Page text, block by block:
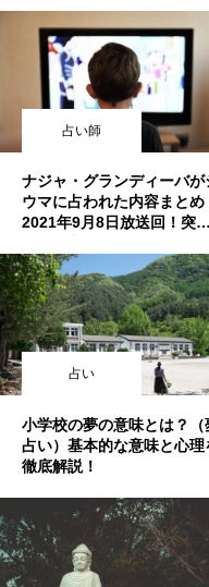
占い師
ナジャ・グランディーバが
ウマに占われた内容まとめ
2021年9月8日放送回！突然
占い
小学校の夢の意味とは？（
占い）基本的な意味と心理
徹底解説！